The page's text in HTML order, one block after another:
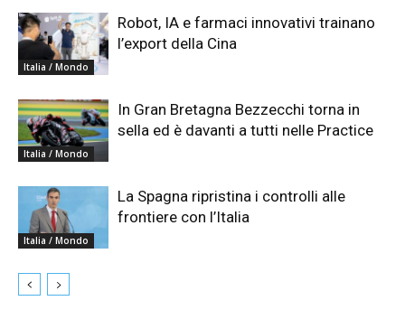
Italia / Mondo
Robot, IA e farmaci innovativi trainano
l’export della Cina
Italia / Mondo
In Gran Bretagna Bezzecchi torna in
sella ed è davanti a tutti nelle Practice
Italia / Mondo
La Spagna ripristina i controlli alle
frontiere con l’Italia